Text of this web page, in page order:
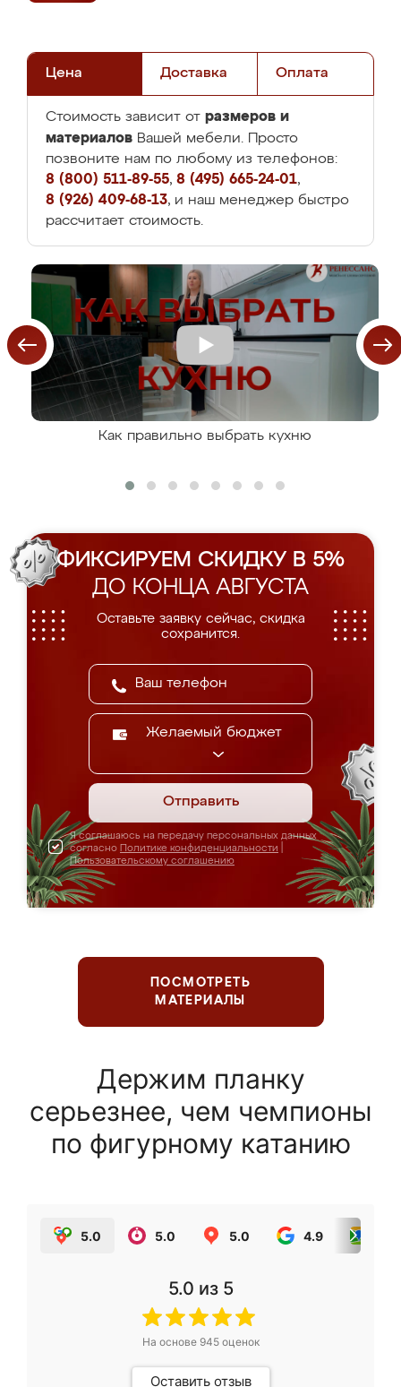
Цена Доставка Оплата
Стоимость зависит от размеров и
материалов Вашей мебели. Просто
позвоните нам по любому из телефонов:
8 (800) 511-89-55, 8 (495) 665-24-01,
8 (926) 409-68-13, и наш менеджер быстро
рассчитает стоимость.
Как правильно выбрать кухню
ФИКСИРУЕМ СКИДКУ В 5%
ДО КОНЦА АВГУСТА
Оставьте заявку сейчас, скидка
сохранится.
Желаемый бюджет
Отправить
Я соглашаюсь на передачу персональных данных
согласно Политике конфиденциальности
Пользовательскому соглашению
ПОСМОТРЕТЬ
МАТЕРИАЛЫ
Держим планку
серьезнее, чем чемпионы
по фигурному катанию
5.0 5.0 5.0 4.9
5.0 из 5
На основе 945оценок
Оставить отзыв